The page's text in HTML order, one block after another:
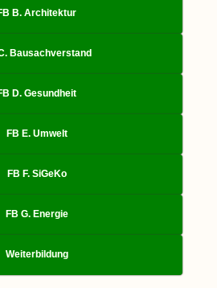
B. Architektur
Bausachverstand
D. Gesundheit
FB E. Umwelt
FB F. SiGeKo
FB G. Energie
Weiterbildung